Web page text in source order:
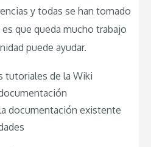
y todas se han tomado
que queda mucho trabajo
puede ayudar.
tutoriales de la Wiki
documentación existente